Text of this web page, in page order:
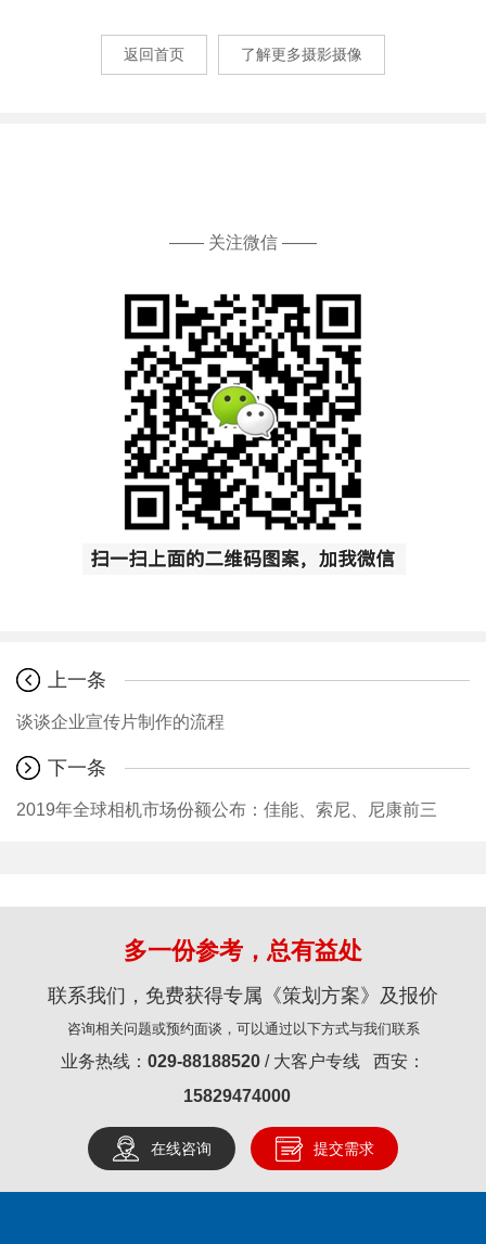
返回首页 了解更多摄影摄像
—— 关注微信 ——
上一条
谈谈企业宣传片制作的流程
下一条
2019年全球相机市场份额公布：佳能、索尼、尼康前三
多一份参考，总有益处
联系我们，免费获得专属《策划方案》及报价
咨询相关问题或预约面谈，可以通过以下方式与我们联系
业务热线： 029-88188520 / 大客户专线 西安：
15829474000
在线咨询 提交需求